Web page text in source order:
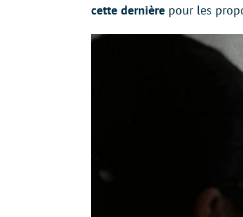
cette dernière pour les